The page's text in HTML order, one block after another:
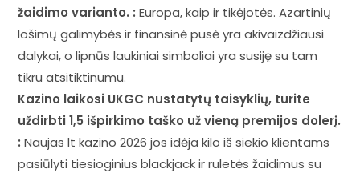
žaidimo varianto. : Europa, kaip ir tikėjotės. Azartinių
lošimų galimybės ir finansinė pusė yra akivaizdžiausi
dalykai, o lipnūs laukiniai simboliai yra susiję su tam
tikru atsitiktinumu.
Kazino laikosi UKGC nustatytų taisyklių, turite
uždirbti 1,5 išpirkimo taško už vieną premijos dolerį.
: Naujas lt kazino 2026 jos idėja kilo iš siekio klientams
pasiūlyti tiesioginius blackjack ir ruletės žaidimus su